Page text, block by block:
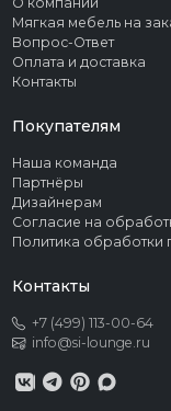
Мягкая мебель на
Вопрос-Ответ
Оплата и доставка
Контакты
Покупателям
Наша команда
Партнёры
Дизайнерам
Согласие на
Политика обработки
Контакты
+7 (499) 113-00-64
info@si-lounge.ru